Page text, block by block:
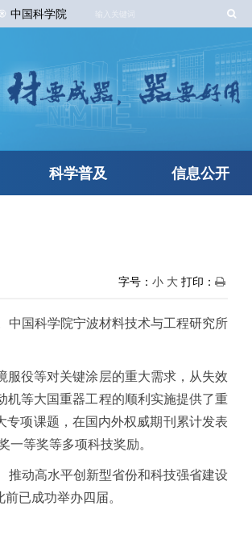
中国科学院
科学普及 信息公开
字号： 小 大 打印：
国科学院宁波材料技术与工程研究所
役等对关键涂层的重大需求，从失效
等大国重器工程的顺利实施提供了重
项课题，在国内外权威期刊累计发表
等奖等多项科技奖励。
推动高水平创新型省份和科技强省建设
已成功举办四届。